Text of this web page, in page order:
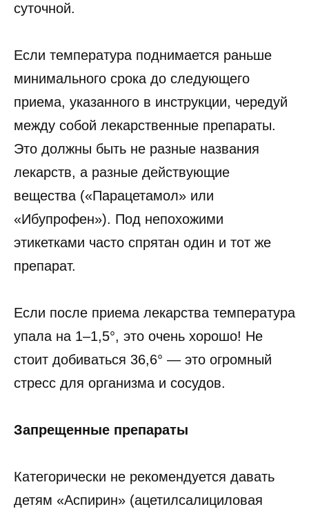
суточной.
Если температура поднимается раньше
минимального срока до следующего
приема, указанного в инструкции, чередуй
между собой лекарственные препараты.
Это должны быть не разные названия
лекарств, а разные действующие
вещества («Парацетамол» или
«Ибупрофен»). Под непохожими
этикетками часто спрятан один и тот же
препарат.
Если после приема лекарства температура
упала на 1–1,5°, это очень хорошо! Не
стоит добиваться 36,6° — это огромный
стресс для организма и сосудов.
Запрещенные препараты
Категорически не рекомендуется давать
детям «Аспирин» (ацетилсалициловая